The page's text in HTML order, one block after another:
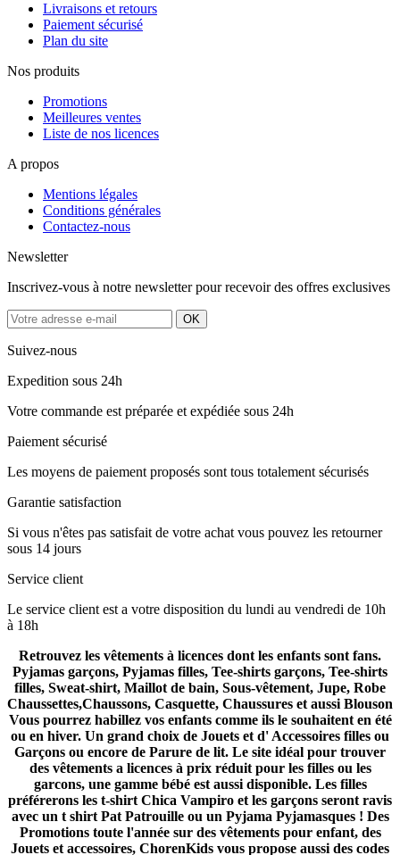
Livraisons et retours
Paiement sécurisé
Plan du site
Nos produits
Promotions
Meilleures ventes
Liste de nos licences
A propos
Mentions légales
Conditions générales
Contactez-nous
Newsletter
Inscrivez-vous à notre newsletter pour recevoir des offres exclusives
Suivez-nous
Expedition sous 24h
Votre commande est préparée et expédiée sous 24h
Paiement sécurisé
Les moyens de paiement proposés sont tous totalement sécurisés
Garantie satisfaction
Si vous n'êtes pas satisfait de votre achat vous pouvez les retourner
sous 14 jours
Service client
Le service client est a votre disposition du lundi au vendredi de 10h
à 18h
Retrouvez les vêtements à licences dont les enfants sont fans.
Pyjamas garçons, Pyjamas filles, Tee-shirts garçons, Tee-shirts
filles, Sweat-shirt, Maillot de bain, Sous-vêtement, Jupe, Robe
Chaussettes,Chaussons, Casquette, Chaussures et aussi Blouson
Vous pourrez habillez vos enfants comme ils le souhaitent en été
ou en hiver. Un grand choix de Jouets et d' Accessoires filles ou
Garçons ou encore de Parure de lit. Le site idéal pour trouver
des vêtements a licences à prix réduit pour les filles ou les
garcons, une gamme bébé est aussi disponible. Les filles
préférerons les t-shirt Chica Vampiro et les garçons seront ravis
avec un t shirt Pat Patrouille ou un Pyjama Pyjamasques ! Des
Promotions toute l'année sur des vêtements pour enfant, des
Jouets et accessoires, ChorenKids vous propose aussi des codes